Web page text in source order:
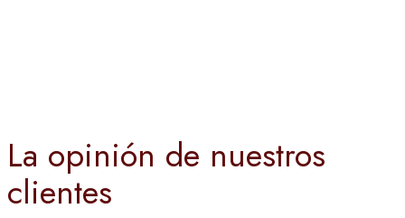
La opinión de nuestros
clientes